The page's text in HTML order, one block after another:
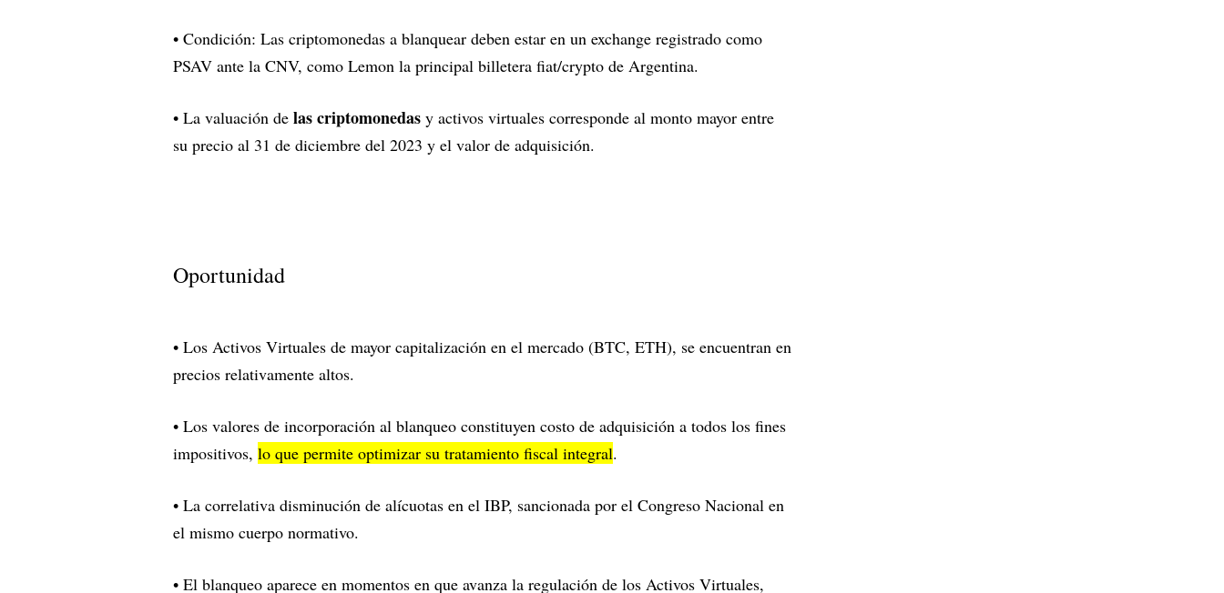
• Condición: Las criptomonedas a blanquear deben estar en un exchange registrado como
PSAV ante la CNV, como Lemon la principal billetera fiat/crypto de Argentina.
• La valuación de las criptomonedas y activos virtuales corresponde al monto mayor entre
su precio al 31 de diciembre del 2023 y el valor de adquisición.
Oportunidad
• Los Activos Virtuales de mayor capitalización en el mercado (BTC, ETH), se encuentran en
precios relativamente altos.
• Los valores de incorporación al blanqueo constituyen costo de adquisición a todos los fines
impositivos, lo que permite optimizar su tratamiento fiscal integral.
• La correlativa disminución de alícuotas en el IBP, sancionada por el Congreso Nacional en
el mismo cuerpo normativo.
• El blanqueo aparece en momentos en que avanza la regulación de los Activos Virtuales,